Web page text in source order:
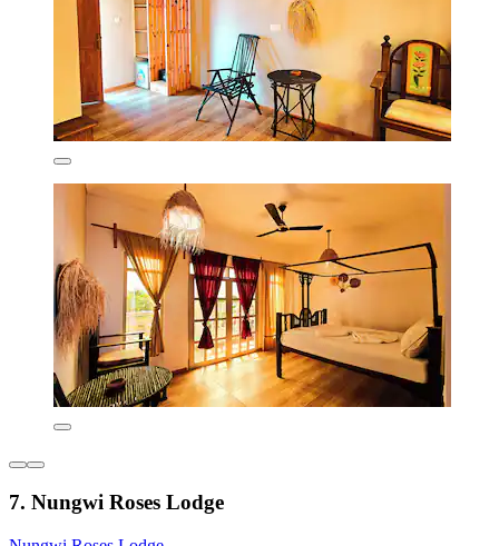
7. Nungwi Roses Lodge